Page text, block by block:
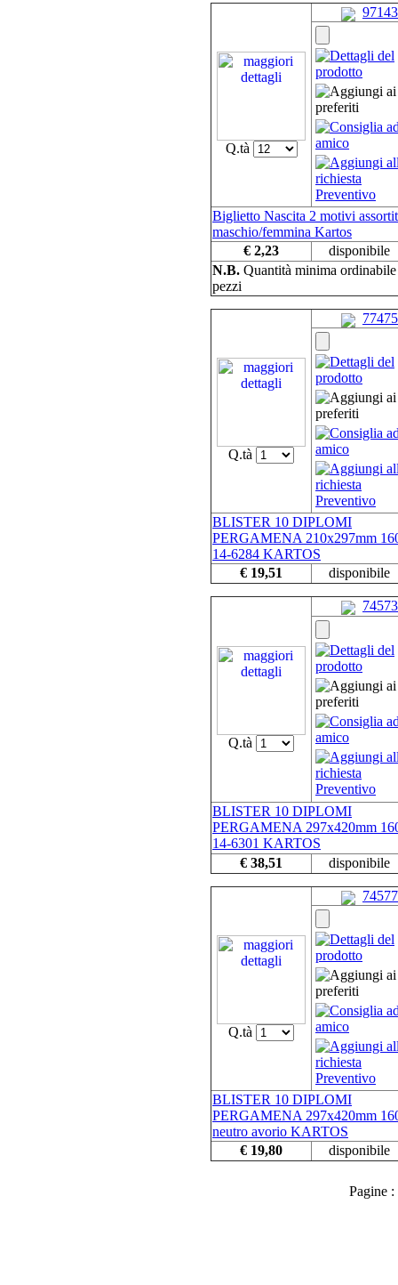
Q.tà
97143
Biglietto Nascita 2 motivi
maschio/femmina Kartos
€ 2,23
disponibile
N.B. Quantità minima
pezzi
Q.tà
77475
BLISTER 10 DIPLOMI
PERGAMENA 210x297mm
14-6284 KARTOS
€ 19,51
disponibile
Q.tà
74573
BLISTER 10 DIPLOMI
PERGAMENA 297x420mm
14-6301 KARTOS
€ 38,51
disponibile
Q.tà
74577
BLISTER 10 DIPLOMI
PERGAMENA 297x420mm
neutro avorio KARTOS
€ 19,80
disponibile